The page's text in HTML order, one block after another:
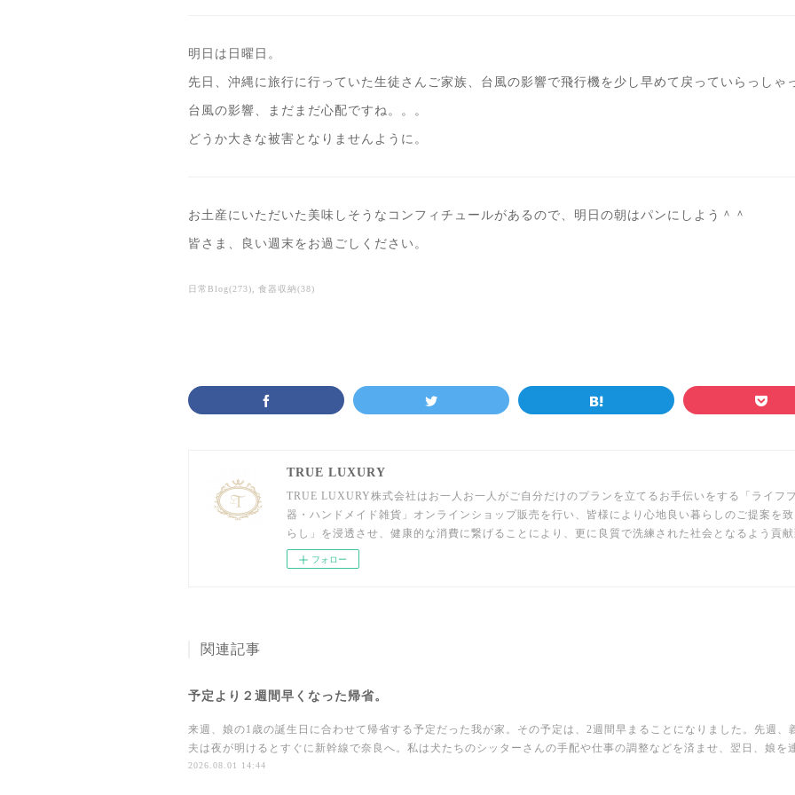
明日は日曜日。
先日、沖縄に旅行に行っていた生徒さんご家族、台風の影響で飛行機を少し早めて戻っていらっしゃ
台風の影響、まだまだ心配ですね。。。
どうか大きな被害となりませんように。
お土産にいただいた美味しそうなコンフィチュールがあるので、明日の朝はパンにしよう＾＾
皆さま、良い週末をお過ごしください。
日常Blog(273) 食器収納(38)
TRUE LUXURY
TRUE LUXURY株式会社はお一人お一人がご自分だけのプランを立てるお手伝いをする「ライフ
器・ハンドメイド雑貨」オンラインショップ販売を行い、皆様により心地良い暮らしのご提案を
らし」を浸透させ、健康的な消費に繋げることにより、更に良質で洗練された社会となるよう貢献
フォロー
関連記事
予定より２週間早くなった帰省。
来週、娘の1歳の誕生日に合わせて帰省する予定だった我が家。その予定は、2週間早まることになりました。先週、
夫は夜が明けるとすぐに新幹線で奈良へ。私は犬たちのシッターさんの手配や仕事の調整などを済ませ、翌日、娘を
2026.08.01 14:44